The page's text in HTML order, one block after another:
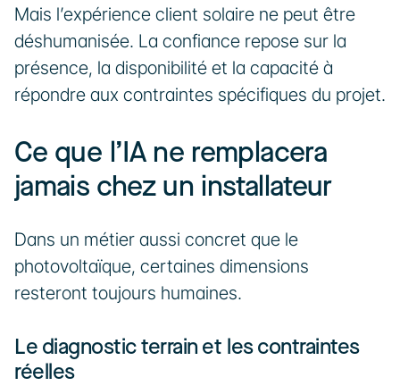
Mais l’expérience client solaire ne peut être
déshumanisée. La confiance repose sur la
présence, la disponibilité et la capacité à
répondre aux contraintes spécifiques du projet.
Ce que l’IA ne remplacera
jamais chez un installateur
Dans un métier aussi concret que le
photovoltaïque, certaines dimensions
resteront toujours humaines.
Le diagnostic terrain et les contraintes
réelles